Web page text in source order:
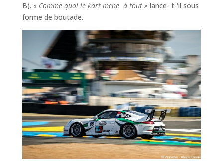
B). « Comme quoi le kart mène à tout » lance- t-‘il sous
forme de boutade.